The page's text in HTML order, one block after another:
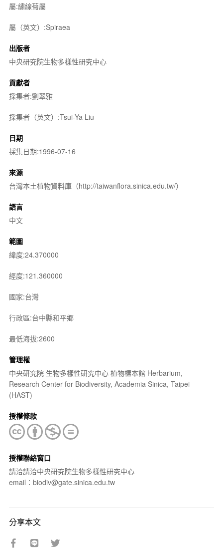
屬:繡線菊屬
屬（英文）:Spiraea
出版者
中央研究院生物多樣性研究中心
貢獻者
採集者:劉翠雅
採集者（英文）:Tsui-Ya Liu
日期
採集日期:1996-07-16
來源
台灣本土植物資料庫（http://taiwanflora.sinica.edu.tw/）
語言
中文
範圍
緯度:24.370000
經度:121.360000
國家:台灣
行政區:台中縣和平鄉
最低海拔:2600
管理權
中央研究院 生物多樣性研究中心 植物標本館 Herbarium,
Research Center for Biodiversity, Academia Sinica, Taipei
(HAST)
授權條款
授權聯絡窗口
請洽請洽中央研究院生物多樣性研究中心
email：biodiv@gate.sinica.edu.tw
分享本文